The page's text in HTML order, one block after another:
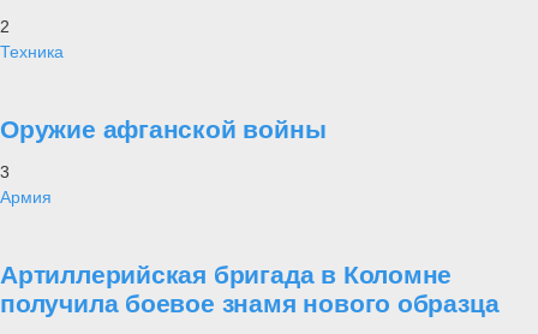
2
Техника
Оружие афганской войны
3
Армия
Артиллерийская бригада в Коломне
получила боевое знамя нового образца